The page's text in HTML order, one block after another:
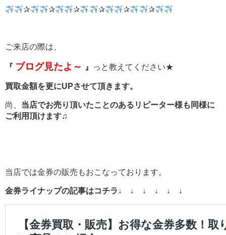
✰ ✰ ✰ ✰ ✰ ✰
ご来店の際は、
『 ブログ見たよ～ 』 っと教えてください★
買取金額を更にUPさせて頂きます。
尚、 当店でお売り頂いたことのあるリピーター様も同様に
ご利用頂けます♫
当店では金券の販売もおこなっております。
金券ライナップの記事はコチラ↓ ↓ ↓ ↓ ↓ ↓